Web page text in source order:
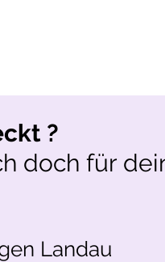
?
doch für
Landau